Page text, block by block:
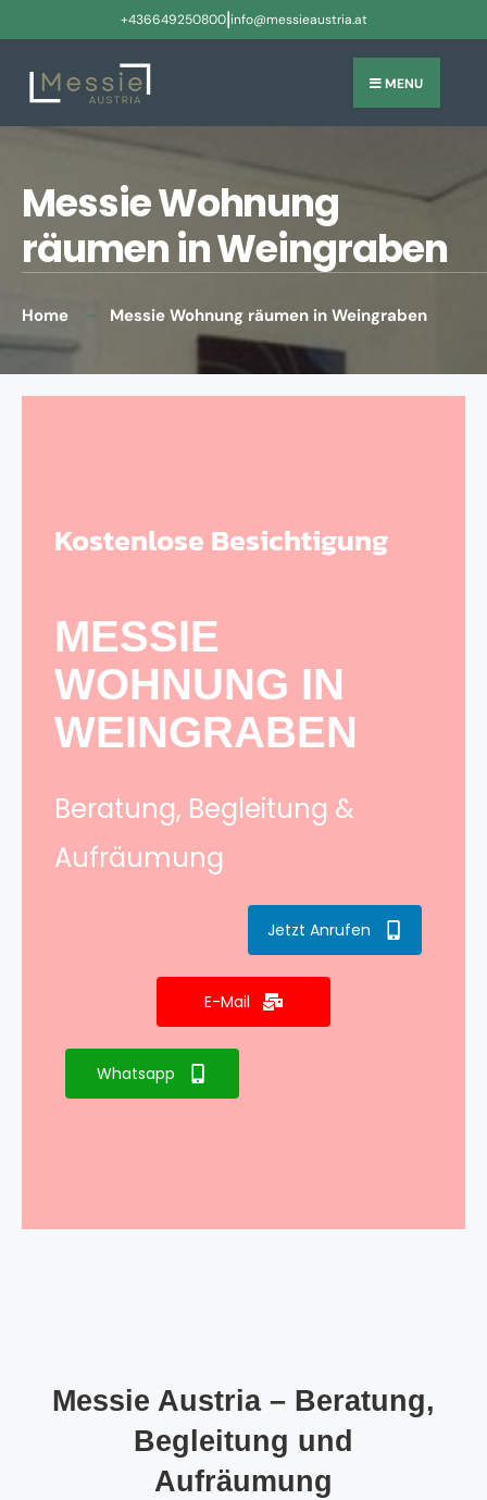
+436649250800|info@messieaustria.at
MENU
Messie Wohnung
räumen in Weingraben
Home Messie Wohnung räumen in Weingraben
Kostenlose Besichtigung
MESSIE
WOHNUNG IN
WEINGRABEN
Beratung, Begleitung &
Aufräumung
Jetzt Anrufen
E-Mail
Whatsapp
Messie Austria – Beratung,
Begleitung und
Aufräumung